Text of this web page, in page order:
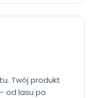
Twój produkt
od lasu po